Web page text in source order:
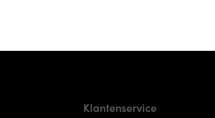
Klantenservice